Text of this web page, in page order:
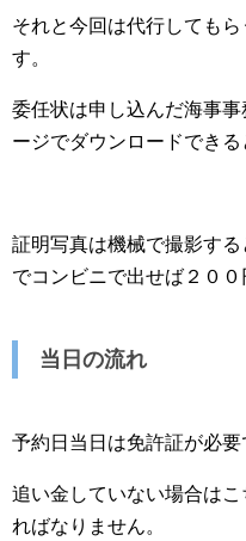
それと今回は代行しても
す。
委任状は申し込んだ海事
ージでダウンロードできる
証明写真は機械で撮影する
でコンビニで出せば２００
当日の流れ
予約日当日は免許証が必要
追い金していない場合は
ればなりません。